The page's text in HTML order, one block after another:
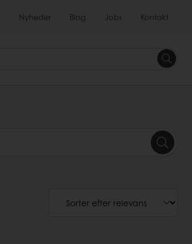
Nyheder Blog Jobs Kontakt